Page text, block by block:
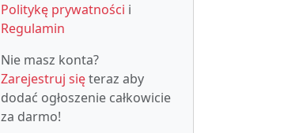
Politykę prywatności i
Regulamin
Nie masz konta?
Zarejestruj sięteraz aby
dodać ogłoszenie całkowicie
za darmo!